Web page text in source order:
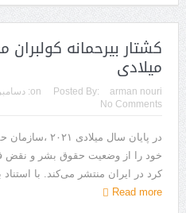
کشتار بیرحمانه
میلادی
Posted By: arman nouri
on: دسامبر 31, 2021
No Comments
در پایان سال
خود را از وضعیت حقوق بشر و نقض
کرد در ایران منتشر می‌کند. با
Read more